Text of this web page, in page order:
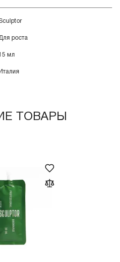
роста
мл
Италия
ТОВАРЫ